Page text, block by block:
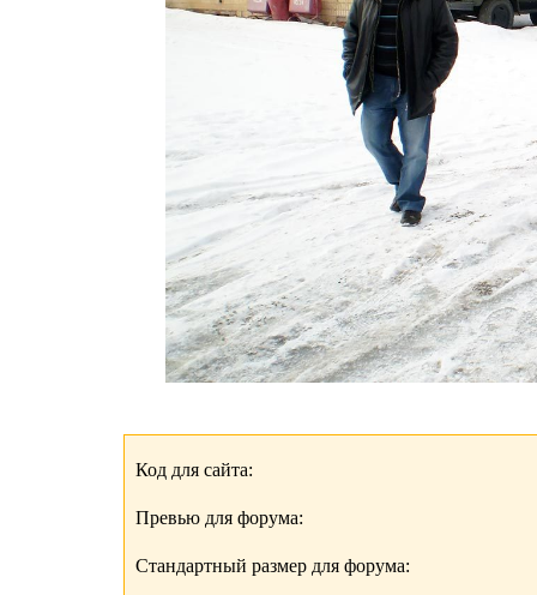
Код для сайта:
Превью для форума:
Стандартный размер для форума: